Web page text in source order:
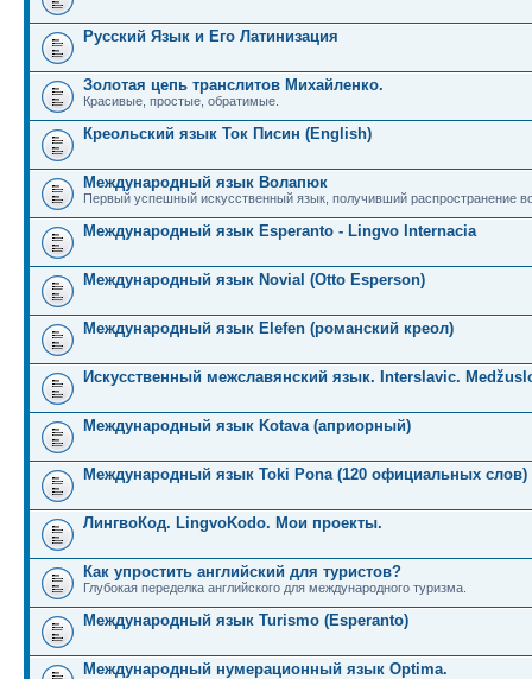
Русский Язык и Его Латинизация
Золотая цепь транслитов Михайленко.
Красивые, простые, обратимые.
Креольский язык Ток Писин (English)
Международный язык Волапюк
Первый успешный искусственный язык, получивший распространение
Международный язык Esperanto - Lingvo Internacia
Международный язык Novial (Otto Esperson)
Международный язык Elefen (романский креол)
Искусственный межславянский язык. Interslavic.
Международный язык Kotava (априорный)
Международный язык Toki Pona (120 официальных слов)
ЛингвоКод. LingvoKodo. Мои проекты.
Как упростить английский для туристов?
Глубокая переделка английского для международного туризма.
Международный язык Turismo (Esperanto)
Международный нумерационный язык Optima.